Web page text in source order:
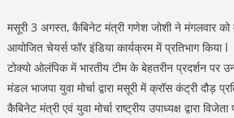
मसूरी 3 अगस्त, कैबिनेट मंत्री गणेश जोशी ने मंगलवार को
आयोजित चेयर्स फॉर इंडिया कार्यक्रम में प्रतिभाग किया l
टोक्यो ओलंपिक में भारतीय टीम के बेहतरीन प्रदर्शन पर
मंडल भाजपा युवा मोर्चा द्वारा मसूरी में क्रॉस कंट्री दौड़
कैबिनेट मंत्री एवं युवा मोर्चा राष्ट्रीय उपाध्यक्ष द्वारा